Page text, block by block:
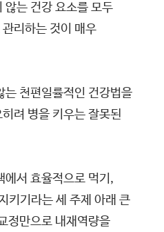
않는 건강 요소를 모두
리하는 것이 매우
는 천편일률적인 건강법을
려 병을 키우는 잘못된
에서 효율적으로 먹기,
키기라는 세 주제 아래 큰
정만으로 내재역량을